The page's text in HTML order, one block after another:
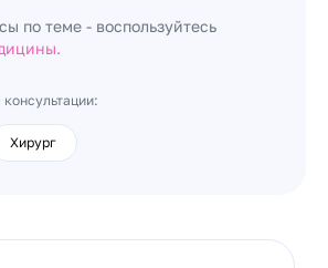
по теме - воспользуйтесь
Хирург